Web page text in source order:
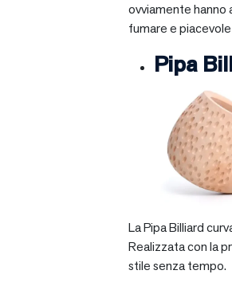
ovviamente hanno
fumare e
Pipa
La Pipa Billiard
Realizzata con la
stile senza tempo.